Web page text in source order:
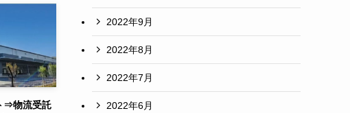
⇒物流受託
2022年9月
2022年8月
2022年7月
2022年6月